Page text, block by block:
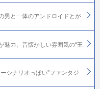
男と一体のアンドロイドとが
魅力。昔懐かしい雰囲気の“王
シナリオっぽい”ファンタジ